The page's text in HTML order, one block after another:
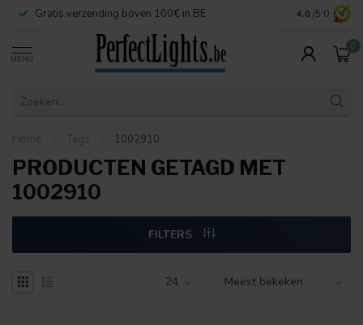
Gratis verzending boven 100€ in BE Veilige
4.0 /5.0
MENU
0
Home Tags 1002910
PRODUCTEN GETAGD MET
1002910
FILTERS